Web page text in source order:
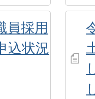
員採用
込状況